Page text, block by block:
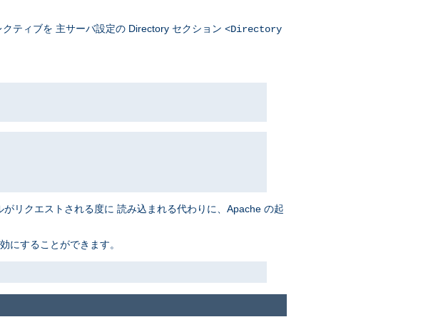
ティブを 主サーバ設定の Directory セクション <Directory
リクエストされる度に 読み込まれる代わりに、Apache の起
にすることができます。